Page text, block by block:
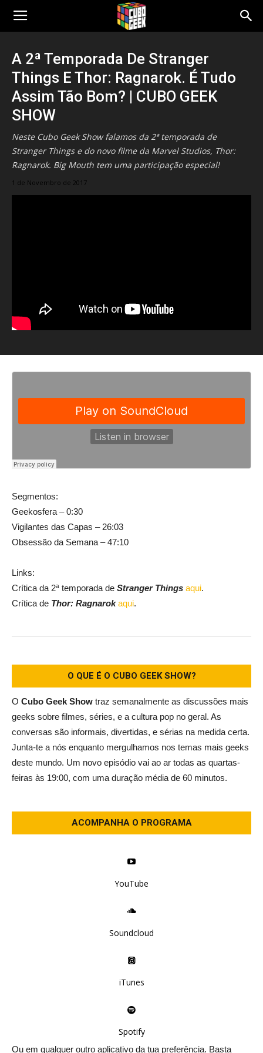
A 2ª Temporada De Stranger
Things E Thor: Ragnarok. É Tudo
Assim Tão Bom? | CUBO GEEK
SHOW
Neste Cubo Geek Show falamos da 2ª temporada de
Stranger Things e do novo filme da Marvel Studios, Thor:
Ragnarok. Big Mouth tem uma participação especial!
1 de Novembro de 2017
Segmentos:
Geekosfera – 0:30
Vigilantes das Capas – 26:03
Obsessão da Semana – 47:10
Links:
Crítica da 2ª temporada de Stranger Things aqui.
Crítica de Thor: Ragnarok aqui.
O QUE É O CUBO GEEK SHOW?
O Cubo Geek Show traz semanalmente as discussões mais
geeks sobre filmes, séries, e a cultura pop no geral. As
conversas são informais, divertidas, e sérias na medida certa.
Junta-te a nós enquanto mergulhamos nos temas mais geeks
deste mundo. Um novo episódio vai ao ar todas as quartas-
feiras às 19:00, com uma duração média de 60 minutos.
ACOMPANHA O PROGRAMA
YouTube
Soundcloud
iTunes
Spotify
Ou em qualquer outro aplicativo da tua preferência. Basta